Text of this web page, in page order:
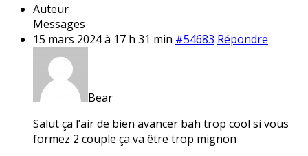
Auteur
Messages
15 mars 2024 à 17 h 31 min #54683 Répondre
Bear
Salut ça l’air de bien avancer bah trop cool si vous
formez 2 couple ça va être trop mignon